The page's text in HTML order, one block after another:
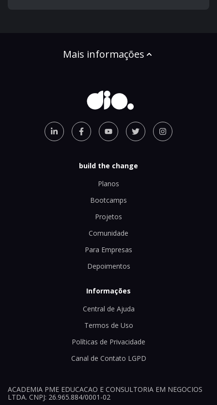
Mais informações
build the change
Planos
Bootcamps
Projetos
Comunidade
Para Empresas
Depoimentos
Informações
Central de Ajuda
Termos de Uso
Políticas de Privacidade
Canal de Contato LGPD
ACADEMIA PME EDUCACAO E CONSULTORIA EM NEGOCIOS
LTDA. CNPJ: 26.965.884/0001-02